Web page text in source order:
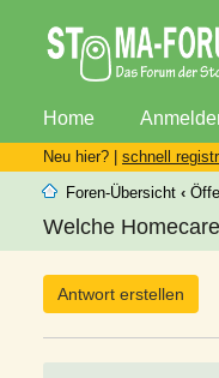
Home
Neu hier? | schnell
Foren-Übersicht ‹
Welche
Antwort erstellen